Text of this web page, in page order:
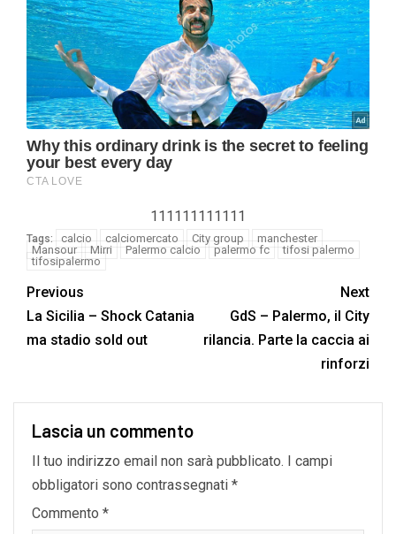
111111111111
Tags: calcio calciomercato City group
manchester
Mansour
Mirri Palermo calcio palermo fc
tifosi palermo
tifosipalermo
Previous
La Sicilia – Shock Catania
ma stadio sold out
Next
GdS – Palermo, il City
rilancia. Parte la caccia ai
rinforzi
Lascia un commento
Il tuo indirizzo email non sarà pubblicato. I campi
obbligatori sono contrassegnati *
Commento *